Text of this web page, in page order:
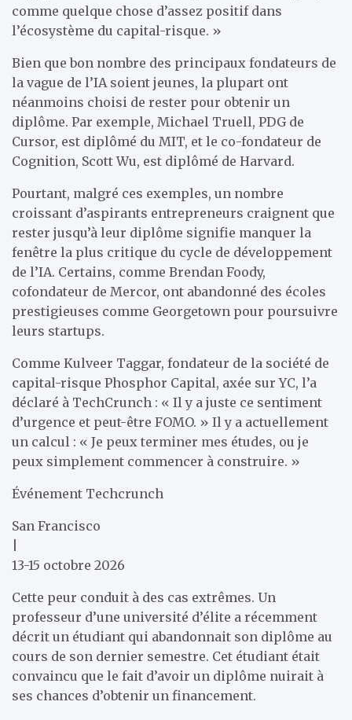
comme quelque chose d’assez positif dans
l’écosystème du capital-risque. »
Bien que bon nombre des principaux fondateurs de
la vague de l’IA soient jeunes, la plupart ont
néanmoins choisi de rester pour obtenir un
diplôme. Par exemple, Michael Truell, PDG de
Cursor, est diplômé du MIT, et le co-fondateur de
Cognition, Scott Wu, est diplômé de Harvard.
Pourtant, malgré ces exemples, un nombre
croissant d’aspirants entrepreneurs craignent que
rester jusqu’à leur diplôme signifie manquer la
fenêtre la plus critique du cycle de développement
de l’IA. Certains, comme Brendan Foody,
cofondateur de Mercor, ont abandonné des écoles
prestigieuses comme Georgetown pour poursuivre
leurs startups.
Comme Kulveer Taggar, fondateur de la société de
capital-risque Phosphor Capital, axée sur YC, l’a
déclaré à TechCrunch : « Il y a juste ce sentiment
d’urgence et peut-être FOMO. » Il y a actuellement
un calcul : « Je peux terminer mes études, ou je
peux simplement commencer à construire. »
Événement Techcrunch
San Francisco
13-15 octobre 2026
Cette peur conduit à des cas extrêmes. Un
professeur d’une université d’élite a récemment
décrit un étudiant qui abandonnait son diplôme au
cours de son dernier semestre. Cet étudiant était
convaincu que le fait d’avoir un diplôme nuirait à
ses chances d’obtenir un financement.